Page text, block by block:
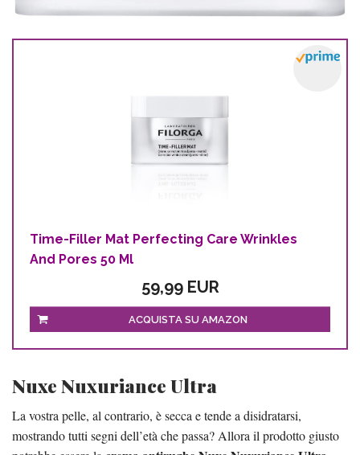
Time-Filler Mat Perfecting Care Wrinkles
And Pores 50 Ml
59,99 EUR
ACQUISTA SU AMAZON
Nuxe Nuxuriance Ultra
La vostra pelle, al contrario, è secca e tende a disidratarsi,
mostrando tutti segni dell’età che passa? Allora il prodotto giusto